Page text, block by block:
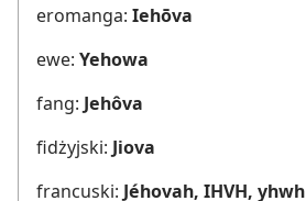
eromanga: Iehōva
ewe: Yehowa
fang: Jehôva
fidżyjski: Jiova
francuski: Jéhovah, IHVH, yhwh